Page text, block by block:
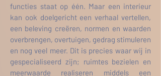
functies staat op één. Maar een interieur
kan ook doelgericht een verhaal vertellen,
een beleving creëren, normen en waarden
overbrengen, overtuigen, gedrag stimuleren
en nog veel meer. Dit is precies waar wij in
gespecialiseerd zijn; ruimtes bezielen en
meerwaarde realiseren middels een